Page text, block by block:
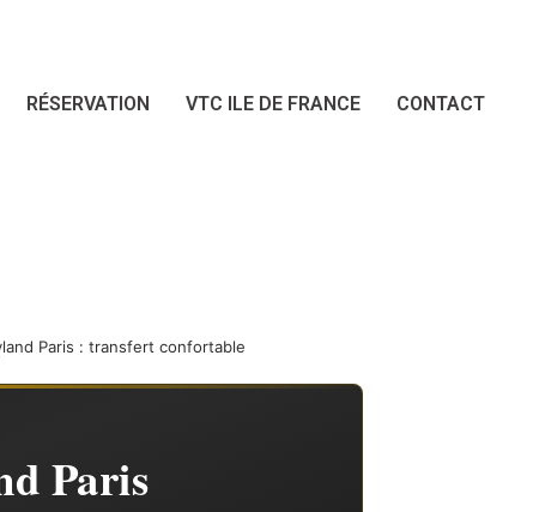
RÉSERVATION VTC ILE DE FRANCE CONTACT
Paris : transfert confortable
Paris